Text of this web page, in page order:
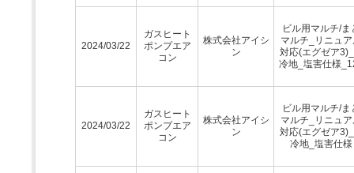
2024/03/22
ガスヒート
ポンプエア
コン
株式会社アイシ
ン
ビル用マルチ/ま
マルチ_リニュ
対応(エグゼア
冷地_塩害仕様
2024/03/22
ガスヒート
ポンプエア
コン
株式会社アイシ
ン
ビル用マルチ/ま
マルチ_リニュ
対応(エグゼア
冷地_塩害仕様